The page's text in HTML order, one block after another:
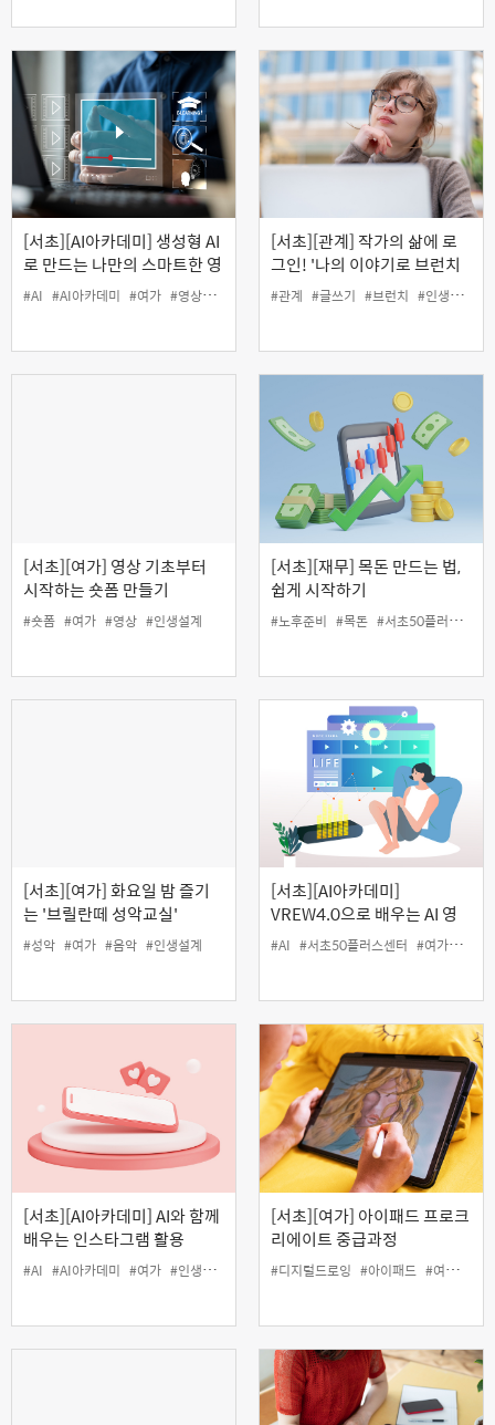
[서초][AI아카데미] 생성형 AI
로 만드는 나만의 스마트한 영
상편집
#AI #AI아카데미 #여가 #영상 #인생설계
[서초][관계] 작가의 삶에 로
그인! '나의 이야기로 브런치
작가 도전하기'
#관계 #글쓰기 #브런치 #인생설계
[서초][여가] 영상 기초부터
시작하는 숏폼 만들기
#숏폼 #여가 #영상 #인생설계
[서초][재무] 목돈 만드는 법,
쉽게 시작하기
#노후준비 #목돈 #서초50플러스센터
[서초][여가] 화요일 밤 즐기
는 '브릴란떼 성악교실'
#성악 #여가 #음악 #인생설계
[서초][AI아카데미]
VREW4.0으로 배우는 AI 영
상 제작하기
#AI #서초50플러스센터 #여가 #영상
[서초][AI아카데미] AI와 함께
배우는 인스타그램 활용
#AI #AI아카데미 #여가 #인생설계 #인스타그램
[서초][여가] 아이패드 프로크
리에이트 중급과정
#디지털드로잉 #아이패드 #여가